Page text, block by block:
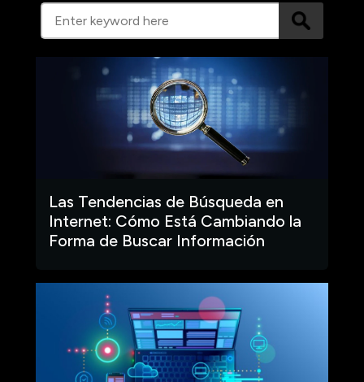
Las Tendencias de Búsqueda en
Internet: Cómo Está Cambiando la
Forma de Buscar Información